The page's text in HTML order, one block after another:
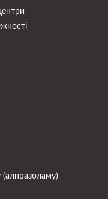
(алпразоламу)